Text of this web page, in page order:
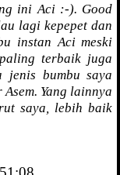
ini Aci :-). Good
lagi kepepet dan
instan Aci meski
terbaik juga
jenis bumbu saya
Yang lainnya
saya, lebih baik